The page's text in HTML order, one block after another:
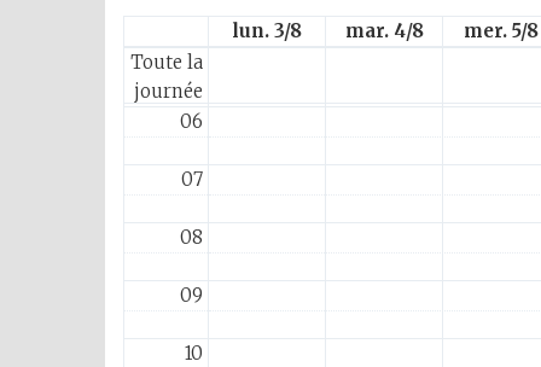
lun. 3/8 mar. 4/8 mer. 5/8
Toute la
journée
05
06
07
08
09
10